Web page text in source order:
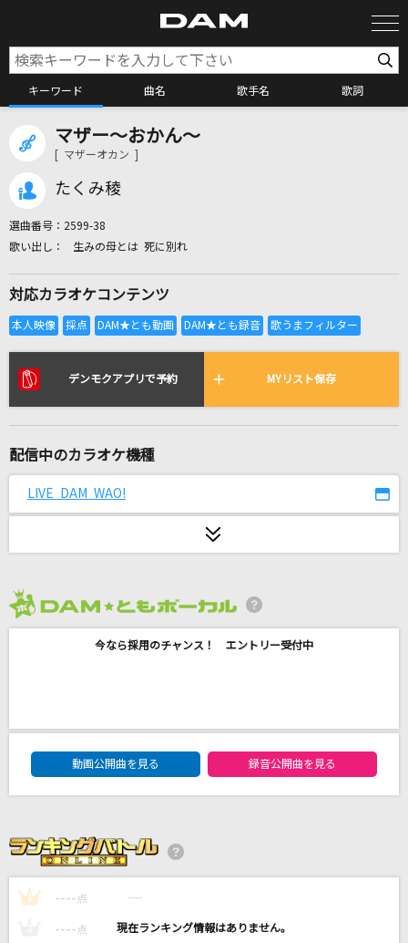
キーワード 曲名 歌手名 歌詞
カラオケ検索
全国りれき
リアルタイムで歌われている曲の一覧
Theater
Black Cherry
煮ル果実
運命
マザー～おかん～
[ マザーオカン ]
たくみ稜
選曲番号： 2599-38
生みの母とは 死に別れ
対応カラオケコンテンツ
デンモクアプリで予約 MYリスト保存
配信中のカラオケ機種
LIVE DAM WAO!
今なら採用のチャンス！ エントリー受付中
DAM★ともボーカルエントリーランキング
動画公開曲を見る
録音公開曲を見る
1 ---- 点 ----
---- 点 ----